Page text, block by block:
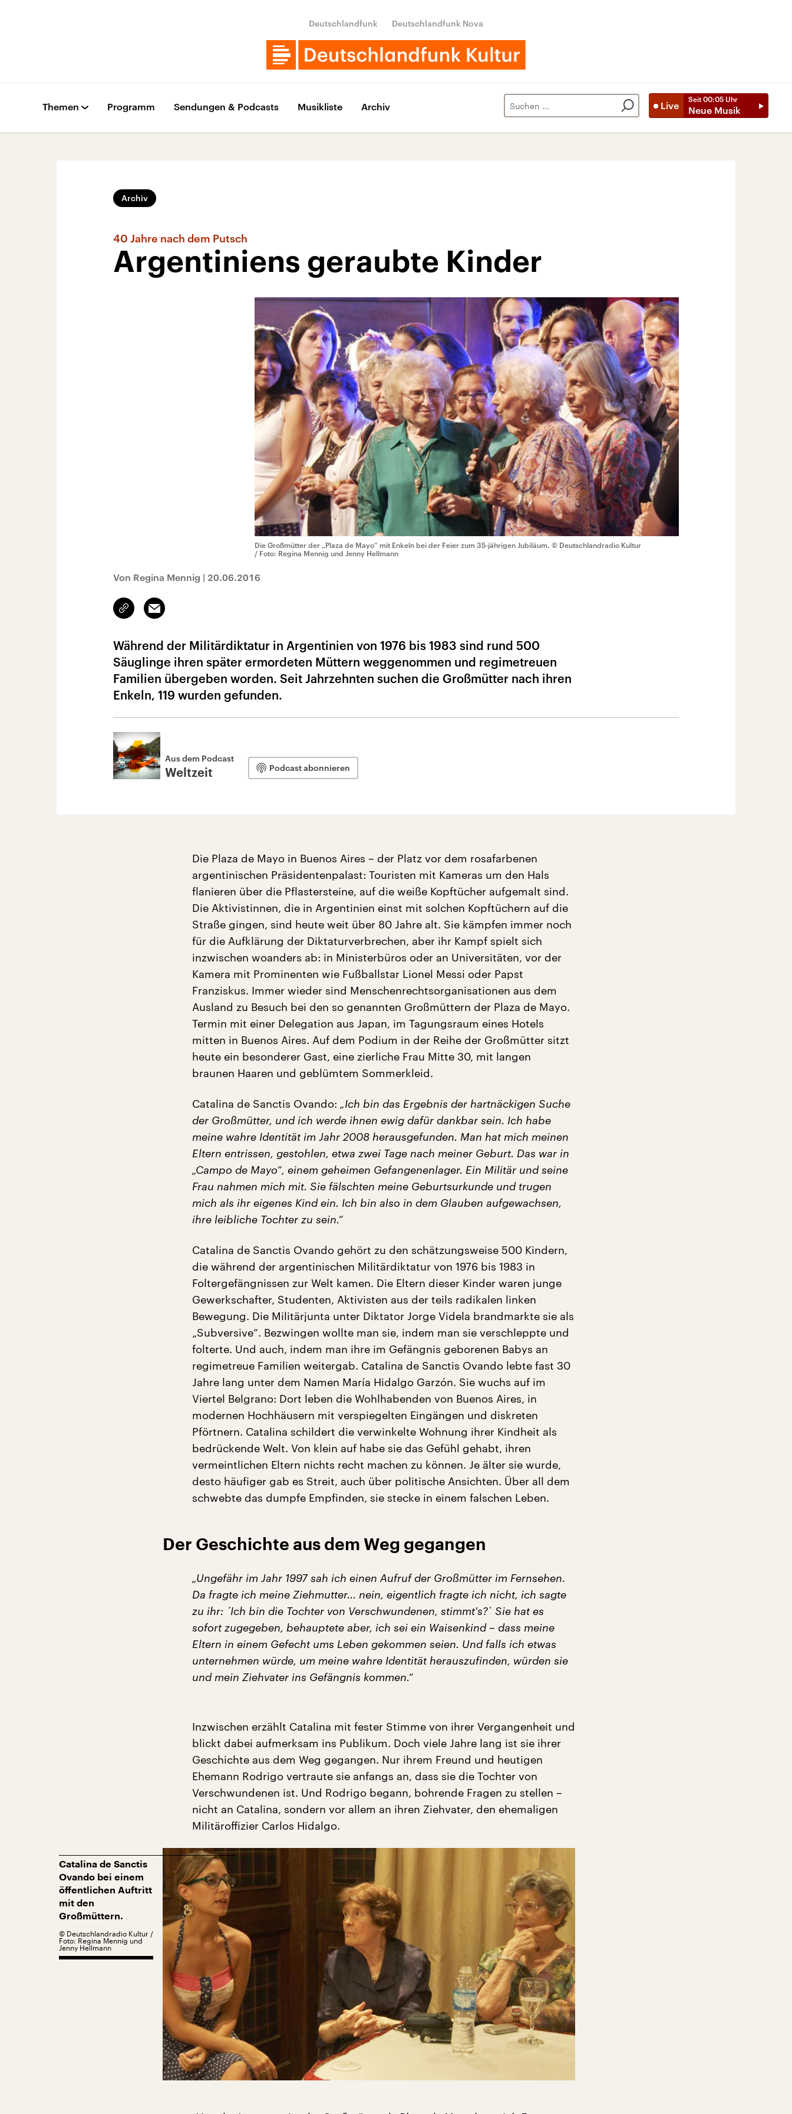
Deutschlandfunk Deutschlandfunk Nova
Live
Seit 00:05 Uhr
Neue Musik
Themen Programm Sendungen & Podcasts Musikliste Archiv
Archiv
40 Jahre nach dem Putsch
Argentiniens geraubte Kinder
Die Großmütter der „Plaza de Mayo“ mit Enkeln bei der Feier zum 35-jährigen Jubiläum. © Deutschlandradio Kultur
/ Foto: Regina Mennig und Jenny Hellmann
Von Regina Mennig | 20.06.2016
Link
kopieren/teilen
Email
Während der Militärdiktatur in Argentinien von 1976 bis 1983 sind rund 500
Säuglinge ihren später ermordeten Müttern weggenommen und regimetreuen
Familien übergeben worden. Seit Jahrzehnten suchen die Großmütter nach ihren
Enkeln, 119 wurden gefunden.
Aus dem Podcast
Weltzeit Podcast abonnieren
Die Plaza de Mayo in Buenos Aires – der Platz vor dem rosafarbenen
argentinischen Präsidentenpalast: Touristen mit Kameras um den Hals
flanieren über die Pflastersteine, auf die weiße Kopftücher aufgemalt sind.
Die Aktivistinnen, die in Argentinien einst mit solchen Kopftüchern auf die
Straße gingen, sind heute weit über 80 Jahre alt. Sie kämpfen immer noch
für die Aufklärung der Diktaturverbrechen, aber ihr Kampf spielt sich
inzwischen woanders ab: in Ministerbüros oder an Universitäten, vor der
Kamera mit Prominenten wie Fußballstar Lionel Messi oder Papst
Franziskus. Immer wieder sind Menschenrechtsorganisationen aus dem
Ausland zu Besuch bei den so genannten Großmüttern der Plaza de Mayo.
Termin mit einer Delegation aus Japan, im Tagungsraum eines Hotels
mitten in Buenos Aires. Auf dem Podium in der Reihe der Großmütter sitzt
heute ein besonderer Gast, eine zierliche Frau Mitte 30, mit langen
braunen Haaren und geblümtem Sommerkleid.
Catalina de Sanctis Ovando: „Ich bin das Ergebnis der hartnäckigen Suche
der Großmütter, und ich werde ihnen ewig dafür dankbar sein. Ich habe
meine wahre Identität im Jahr 2008 herausgefunden. Man hat mich meinen
Eltern entrissen, gestohlen, etwa zwei Tage nach meiner Geburt. Das war in
„Campo de Mayo“, einem geheimen Gefangenenlager. Ein Militär und seine
Frau nahmen mich mit. Sie fälschten meine Geburtsurkunde und trugen
mich als ihr eigenes Kind ein. Ich bin also in dem Glauben aufgewachsen,
ihre leibliche Tochter zu sein.“
Catalina de Sanctis Ovando gehört zu den schätzungsweise 500 Kindern,
die während der argentinischen Militärdiktatur von 1976 bis 1983 in
Foltergefängnissen zur Welt kamen. Die Eltern dieser Kinder waren junge
Gewerkschafter, Studenten, Aktivisten aus der teils radikalen linken
Bewegung. Die Militärjunta unter Diktator Jorge Videla brandmarkte sie als
„Subversive“. Bezwingen wollte man sie, indem man sie verschleppte und
folterte. Und auch, indem man ihre im Gefängnis geborenen Babys an
regimetreue Familien weitergab. Catalina de Sanctis Ovando lebte fast 30
Jahre lang unter dem Namen María Hidalgo Garzón. Sie wuchs auf im
Viertel Belgrano: Dort leben die Wohlhabenden von Buenos Aires, in
modernen Hochhäusern mit verspiegelten Eingängen und diskreten
Pförtnern. Catalina schildert die verwinkelte Wohnung ihrer Kindheit als
bedrückende Welt. Von klein auf habe sie das Gefühl gehabt, ihren
vermeintlichen Eltern nichts recht machen zu können. Je älter sie wurde,
desto häufiger gab es Streit, auch über politische Ansichten. Über all dem
schwebte das dumpfe Empfinden, sie stecke in einem falschen Leben.
Der Geschichte aus dem Weg gegangen
„Ungefähr im Jahr 1997 sah ich einen Aufruf der Großmütter im Fernsehen.
Da fragte ich meine Ziehmutter... nein, eigentlich fragte ich nicht, ich sagte
zu ihr: ´Ich bin die Tochter von Verschwundenen, stimmt's?` Sie hat es
sofort zugegeben, behauptete aber, ich sei ein Waisenkind – dass meine
Eltern in einem Gefecht ums Leben gekommen seien. Und falls ich etwas
unternehmen würde, um meine wahre Identität herauszufinden, würden sie
und mein Ziehvater ins Gefängnis kommen.“
Inzwischen erzählt Catalina mit fester Stimme von ihrer Vergangenheit und
blickt dabei aufmerksam ins Publikum. Doch viele Jahre lang ist sie ihrer
Geschichte aus dem Weg gegangen. Nur ihrem Freund und heutigen
Ehemann Rodrigo vertraute sie anfangs an, dass sie die Tochter von
Verschwundenen ist. Und Rodrigo begann, bohrende Fragen zu stellen –
nicht an Catalina, sondern vor allem an ihren Ziehvater, den ehemaligen
Militäroffizier Carlos Hidalgo.
Catalina de Sanctis
Ovando bei einem
öffentlichen Auftritt
mit den
Großmüttern.
© Deutschlandradio Kultur /
Foto: Regina Mennig und
Jenny Hellmann